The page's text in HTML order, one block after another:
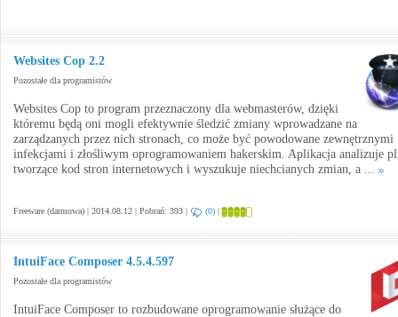
Websites Cop 2.2
Pozostałe dla programistów
Websites Cop to program przeznaczony dla webmasterów, dzięki
któremu będą oni mogli efektywnie śledzić zmiany wprowadzane na
zarządzanych przez nich stronach, co może być powodowane zewnętrznymi
infekcjami i złośliwym oprogramowaniem hakerskim. Aplikacja analizuje
tworzące kod stron internetowych i wyszukuje niechcianych zmian, a ...
Freeware (darmowa) | 2014.08.12 | Pobrań: 393 | (0) |
IntuiFace Composer 4.5.4.597
Pozostałe dla programistów
IntuiFace Composer to rozbudowane oprogramowanie służące do